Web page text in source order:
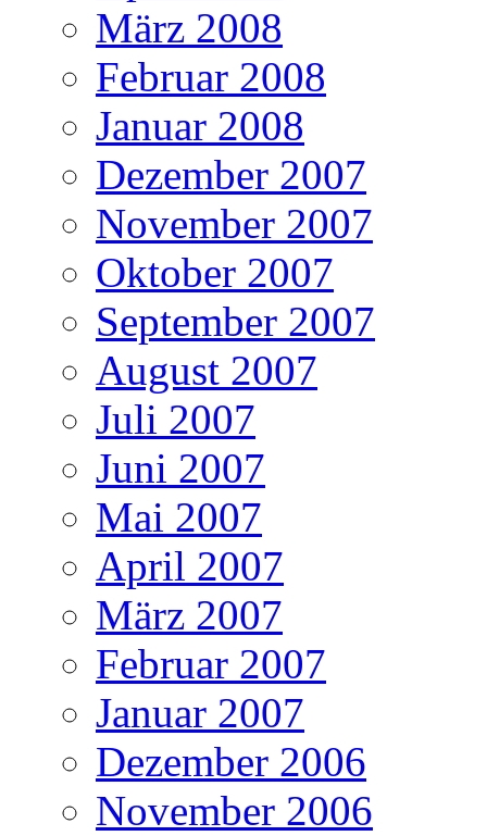
März 2008
Februar 2008
Januar 2008
Dezember 2007
November 2007
Oktober 2007
September 2007
August 2007
Juli 2007
Juni 2007
Mai 2007
April 2007
März 2007
Februar 2007
Januar 2007
Dezember 2006
November 2006